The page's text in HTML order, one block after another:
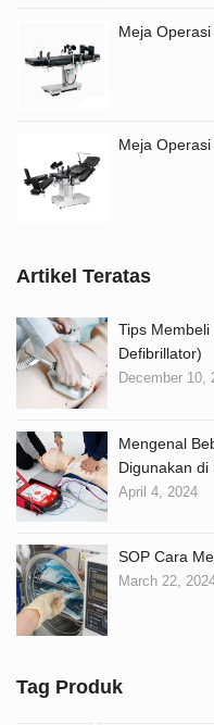
Meja
Meja Operasi
Artikel Teratas
Tips
Defibrillator)
December 10,
Mengenal
Digunakan di
April 4, 2024
SOP Cara
March 22,
Tag Produk